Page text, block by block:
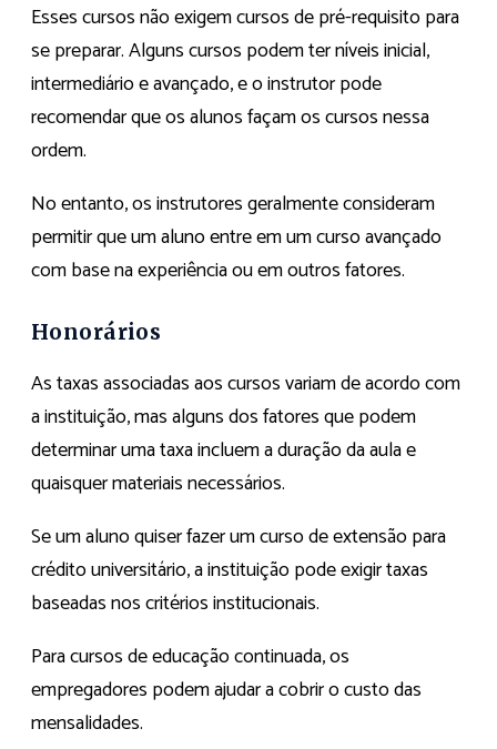
Esses cursos não exigem cursos de pré-requisito para
se preparar. Alguns cursos podem ter níveis inicial,
intermediário e avançado, e o instrutor pode
recomendar que os alunos façam os cursos nessa
ordem.
No entanto, os instrutores geralmente consideram
permitir que um aluno entre em um curso avançado
com base na experiência ou em outros fatores.
Honorários
As taxas associadas aos cursos variam de acordo com
a instituição, mas alguns dos fatores que podem
determinar uma taxa incluem a duração da aula e
quaisquer materiais necessários.
Se um aluno quiser fazer um curso de extensão para
crédito universitário, a instituição pode exigir taxas
baseadas nos critérios institucionais.
Para cursos de educação continuada, os
empregadores podem ajudar a cobrir o custo das
mensalidades.